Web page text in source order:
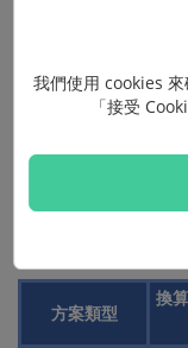
據、簡單的備份回
如果需要使用它的
要購買軟體以獲得
僅提供年
的價格和權益，可
方案類型
換
我們使用 cookies
「接受